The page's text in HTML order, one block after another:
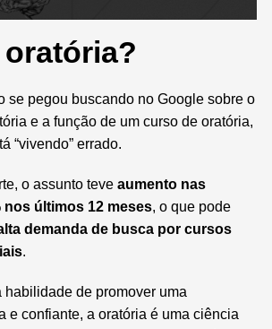
oratória?
se pegou buscando no Google sobre o
e a função de um curso de oratória,
“vivendo” errado.
o assunto teveaumento nas
nos últimos 12 meses, o que pode
demanda de busca por cursos
.
habilidade de promover uma
e confiante, a oratória é uma ciência